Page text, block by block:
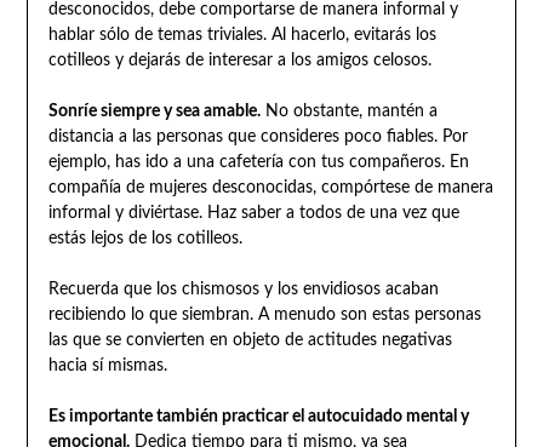
desconocidos, debe comportarse de manera informal y
hablar sólo de temas triviales. Al hacerlo, evitarás los
cotilleos y dejarás de interesar a los amigos celosos.
Sonríe siempre y sea amable.No obstante, mantén a
distancia a las personas que consideres poco fiables. Por
ejemplo, has ido a una cafetería con tus compañeros. En
compañía de mujeres desconocidas, compórtese de manera
informal y diviértase. Haz saber a todos de una vez que
estás lejos de los cotilleos.
Recuerda que los chismosos y los envidiosos acaban
recibiendo lo que siembran. A menudo son estas personas
las que se convierten en objeto de actitudes negativas
hacia sí mismas.
Es importante también practicar el autocuidado mental y
emocional.Dedica tiempo para ti mismo, ya sea